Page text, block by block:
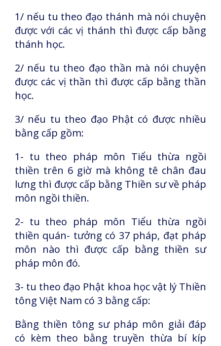
1/ nếu tu theo đạo thánh mà nói chuyện
được với các vị thánh thì được cấp bằng
thánh học.
2/ nếu tu theo đạo thần mà nói chuyện
được các vị thần thì được cấp bằng thần
học.
3/ nếu tu theo đạo Phật có được nhiều
bằng cấp gồm:
1- tu theo pháp môn Tiểu thừa ngồi
thiền trên 6 giờ mà không tê chân đau
lưng thì được cấp bằng Thiền sư về pháp
môn ngồi thiền.
2- tu theo pháp môn Tiểu thừa ngồi
thiền quán- tưởng có 37 pháp, đạt pháp
môn nào thì được cấp bằng thiền sư
pháp môn đó.
3- tu theo đạo Phật khoa học vật lý Thiền
tông Việt Nam có 3 bằng cấp:
Bằng thiền tông sư pháp môn giải đáp
có kèm theo bằng truyền thừa bí kíp